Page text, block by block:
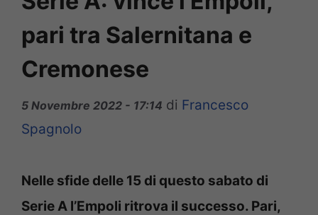
pari tra Salernitana e
Cremonese
5 Novembre 2022 - 17:14 di Francesco
Spagnolo
Nelle sfide delle 15 di questo sabato di
Serie A l’Empoli ritrova il successo. Pari,